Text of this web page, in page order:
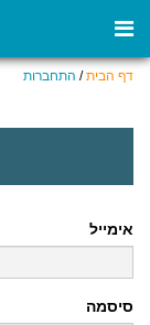
דף הבית/ התחברות
אימייל
סיסמה